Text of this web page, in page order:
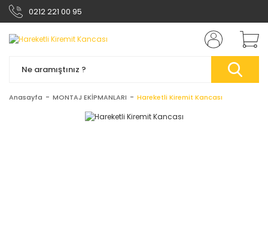
0212 221 00 95
Anasayfa MONTAJ EKİPMANLARI Hareketli Kiremit Kancası